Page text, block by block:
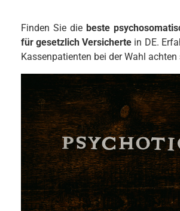
Finden Sie die beste
für gesetzlich Versicherte in DE.
Kassenpatienten bei der Wahl achten